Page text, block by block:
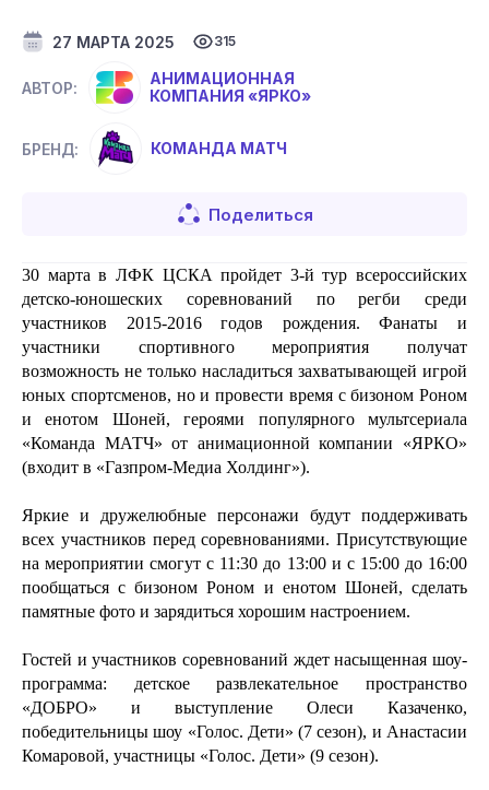
27 МАРТА 2025 315
АВТОР:
АНИМАЦИОННАЯ
КОМПАНИЯ «ЯРКО»
БРЕНД: КОМАНДА МАТЧ
Поделиться
30 марта в ЛФК ЦСКА пройдет 3-й тур всероссийских
детско-юношеских соревнований по регби среди
участников 2015-2016 годов рождения. Фанаты и
участники спортивного мероприятия получат
возможность не только насладиться захватывающей игрой
юных спортсменов, но и провести время с бизоном Роном
и енотом Шоней, героями популярного мультсериала
«Команда МАТЧ» от анимационной компании «ЯРКО»
(входит в «Газпром-Медиа Холдинг»).
Яркие и дружелюбные персонажи будут поддерживать
всех участников перед соревнованиями. Присутствующие
на мероприятии смогут с 11:30 до 13:00 и с 15:00 до 16:00
пообщаться с бизоном Роном и енотом Шоней, сделать
памятные фото и зарядиться хорошим настроением.
Гостей и участников соревнований ждет насыщенная шоу-
программа: детское развлекательное пространство
«ДОБРО» и выступление Олеси Казаченко,
победительницы шоу «Голос. Дети» (7 сезон), и Анастасии
Комаровой, участницы «Голос. Дети» (9 сезон).